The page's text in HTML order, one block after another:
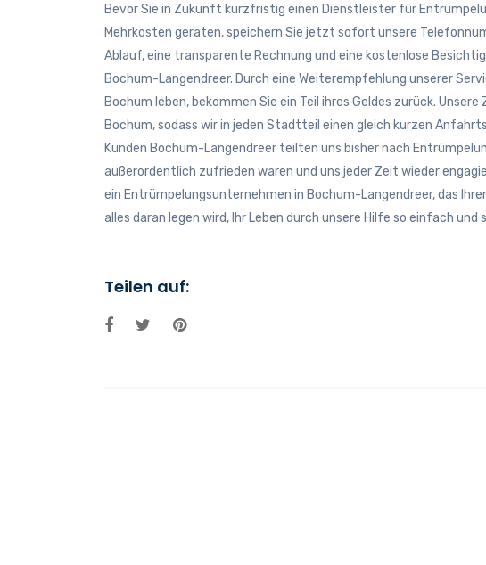
Bevor Sie in Zukunft kurzfristig einen Dienstleister für
Mehrkosten geraten, speichern Sie jetzt sofort unsere
Ablauf, eine transparente Rechnung und eine kostenlose
Bochum-Langendreer. Durch eine Weiterempfehlung unserer
Bochum leben, bekommen Sie ein Teil ihres Geldes zurück.
Bochum, sodass wir in jeden Stadtteil einen gleich kurzen
Kunden Bochum-Langendreer teilten uns bisher nach
außerordentlich zufrieden waren und uns jeder Zeit wieder
ein Entrümpelungsunternehmen in Bochum-Langendreer, das
alles daran legen wird, Ihr Leben durch unsere Hilfe so einfach
Teilen auf: